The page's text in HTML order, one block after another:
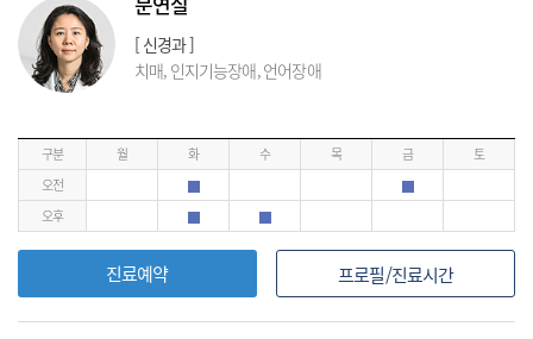
[ 신경과 ]
치매, 인지기능장애, 언어장애
구분 월 화 수 목 금
토
오전
오후
진료예약 프로필/진료시간